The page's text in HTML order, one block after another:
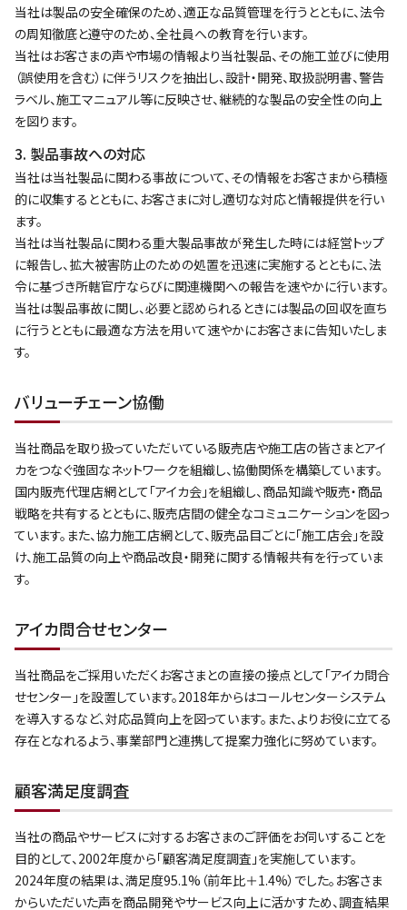
当社は製品の安全確保のため、適正な品質管理を行うとともに、法令
の周知徹底と遵守のため、全社員への教育を行います。
当社はお客さまの声や市場の情報より当社製品、その施工並びに使用
（誤使用を含む）に伴うリスクを抽出し、設計・開発、取扱説明書、警告
ラベル、施工マニュアル等に反映させ、継続的な製品の安全性の向上
を図ります。
3. 製品事故への対応
当社は当社製品に関わる事故について、その情報をお客さまから積極
的に収集するとともに、お客さまに対し適切な対応と情報提供を行い
ます。
当社は当社製品に関わる重大製品事故が発生した時には経営トップ
に報告し、拡大被害防止のための処置を迅速に実施するとともに、法
令に基づき所轄官庁ならびに関連機関への報告を速やかに行います。
当社は製品事故に関し、必要と認められるときには製品の回収を直ち
に行うとともに最適な方法を用いて速やかにお客さまに告知いたしま
す。
バリューチェーン協働
当社商品を取り扱っていただいている販売店や施工店の皆さまとアイ
カをつなぐ強固なネットワークを組織し、協働関係を構築しています。
国内販売代理店網として「アイカ会」を組織し、商品知識や販売・商品
戦略を共有するとともに、販売店間の健全なコミュニケーションを図っ
ています。また、協力施工店網として、販売品目ごとに「施工店会」を設
け、施工品質の向上や商品改良・開発に関する情報共有を行っていま
す。
アイカ問合せセンター
当社商品をご採用いただくお客さまとの直接の接点として「アイカ問合
せセンター」を設置しています。2018年からはコールセンターシステム
を導入するなど、対応品質向上を図っています。また、よりお役に立てる
存在となれるよう、事業部門と連携して提案力強化に努めています。
顧客満足度調査
当社の商品やサービスに対するお客さまのご評価をお伺いすることを
目的として、2002年度から「顧客満足度調査」を実施しています。
2024年度の結果は、満足度95.1%（前年比＋1.4%）でした。お客さま
からいただいた声を商品開発やサービス向上に活かすため、調査結果